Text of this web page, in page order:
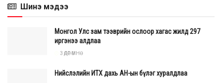
Шинэ мэдээ
Монгол Улс зам тээврийн ослоор хагас жилд 297
иргэнээ алдлаа
3 ӨДӨР ӨМНӨ
Нийслэлийн ИТХ дахь АН-ын бүлэг хуралдлаа